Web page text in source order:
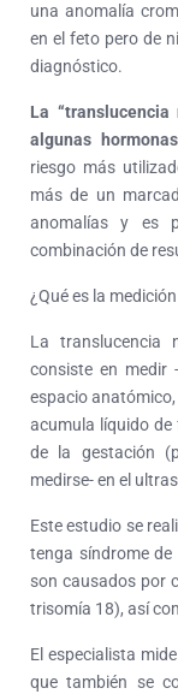
una anomalía
en el feto pero de
diagnóstico.
La
algunas hormonas
riesgo más
más de un
anomalías y es
combinación de
¿Qué es la
La translucencia
consiste en medir
espacio anatómico,
acumula líquido
de la gestación
medirse- en el
Este estudio se
tenga síndrome
son causados por
trisomía 18), así
El especialista
que también se